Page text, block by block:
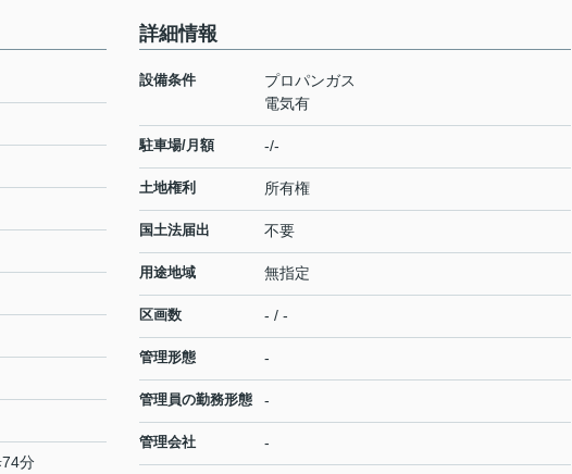
74分
詳細情報
設備条件
プロパンガス
電気有
駐車場/月額 -/-
土地権利 所有権
国土法届出 不要
用途地域 無指定
区画数 - / -
管理形態 -
管理員の勤務形態 -
管理会社 -